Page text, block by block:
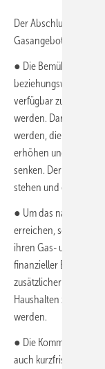
Der Abschlussbericht
Gasangebotes sowie
● Die Bemühungen, in
beziehungsweise
verfügbar zu machen,
werden. Darüber
werden, die
erhöhen und
senken. Der Ausbau
stehen und erheblich
● Um das nationale
erreichen, sollen
ihren Gas- und
finanzieller Boni
zusätzlicher Anreiz
Haushalten zu
werden.
● Die Kommission
auch kurzfristig Gas